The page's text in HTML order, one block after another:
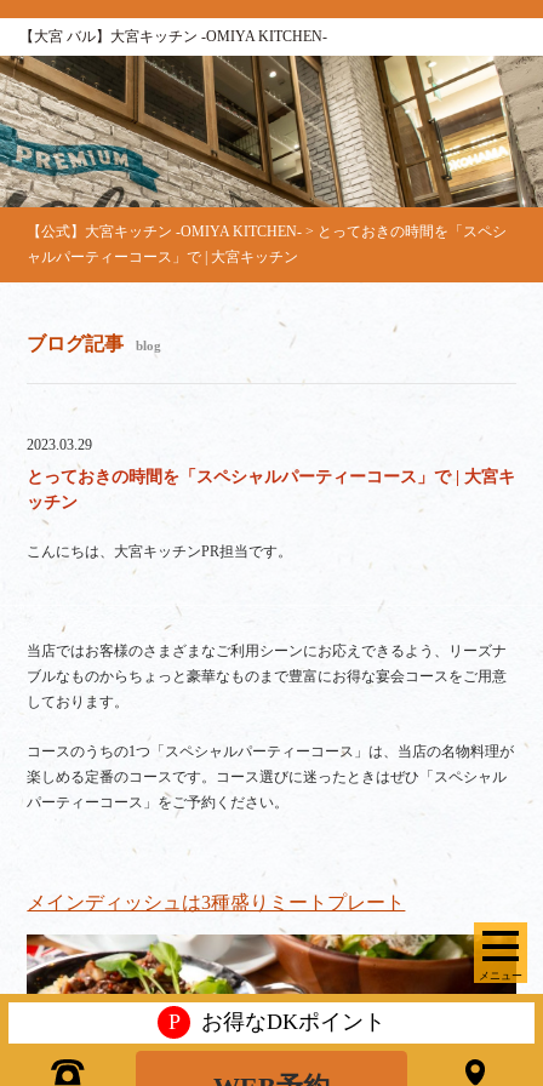
【大宮 バル】大宮キッチン ‐OMIYA KITCHEN‐
メニュー
【公式】大宮キッチン ‐OMIYA KITCHEN‐ > とっておきの時間を「スペシ
ャルパーティーコース」で | 大宮キッチン
ブログ記事 blog
2023.03.29
とっておきの時間を「スペシャルパーティーコース」で | 大宮キ
ッチン
こんにちは、大宮キッチンPR担当です。
当店ではお客様のさまざまなご利用シーンにお応えできるよう、リーズナ
ブルなものからちょっと豪華なものまで豊富にお得な宴会コースをご用意
しております。
コースのうちの1つ「スペシャルパーティーコース」は、当店の名物料理が
楽しめる定番のコースです。コース選びに迷ったときはぜひ「スペシャル
パーティーコース」をご予約ください。
メインディッシュは3種盛りミートプレート
P お得なDKポイント